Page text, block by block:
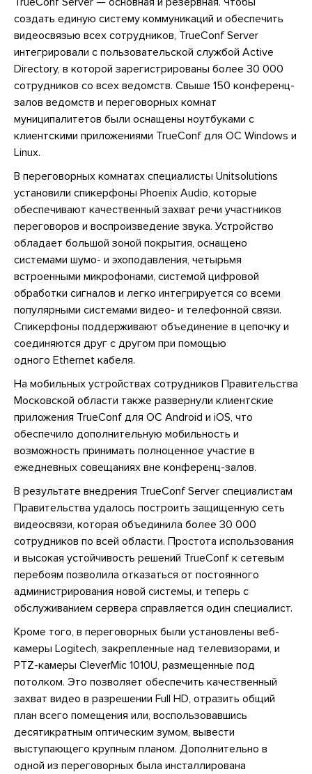
создать единую систему коммуникаций и обеспечить
видеосвязью всех сотрудников, TrueConf Server
интегрировали с пользовательской службой Active
Directory, в которой зарегистрированы более 30 000
сотрудников со всех ведомств. Свыше 150 конференц-
залов ведомств и переговорных комнат
муниципалитетов были оснащены ноутбуками с
клиентскими приложениями TrueConf для ОС Windows и
Linux.
В переговорных комнатах специалисты Unitsolutions
установили спикерфоны Phoenix Audio, которые
обеспечивают качественный захват речи участников
переговоров и воспроизведение звука. Устройство
обладает большой зоной покрытия, оснащено
системами шумо- и эхоподавления, четырьмя
встроенными микрофонами, системой цифровой
обработки сигналов и легко интегрируется со всеми
популярными системами видео- и телефонной связи.
Спикерфоны поддерживают объединение в цепочку и
соединяются друг с другом при помощью
одного Ethernet кабеля.
На мобильных устройствах сотрудников Правительства
Московской области также развернули клиентские
приложения TrueConf для ОС Android и iOS, что
обеспечило дополнительную мобильность и
возможность принимать полноценное участие в
ежедневных совещаниях вне конференц-залов.
В результате внедрения TrueConf Server специалистам
Правительства удалось построить защищенную сеть
видеосвязи, которая объединила более 30 000
сотрудников по всей области. Простота использования
и высокая устойчивость решений TrueConf к сетевым
перебоям позволила отказаться от постоянного
администрирования новой системы, и теперь с
обслуживанием сервера справляется один специалист.
Кроме того, в переговорных были установлены веб-
камеры Logitech, закрепленные над телевизорами, и
PTZ-камеры CleverMic 1010U, размещенные под
потолком. Это позволяет обеспечить качественный
захват видео в разрешении Full HD, отразить общий
план всего помещения или, воспользовавшись
десятикратным оптическим зумом, вывести
выступающего крупным планом. Дополнительно в
одной из переговорных была инсталлирована